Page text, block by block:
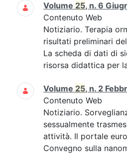
Volume 25, n. 6
Contenuto Web
Notiziario. Terapia
risultati preliminari
La scheda di dati di
risorsa didattica per
Volume 25, n. 2
Contenuto Web
Notiziario.
sessualmente
attività. Il portale
Convegno sulla